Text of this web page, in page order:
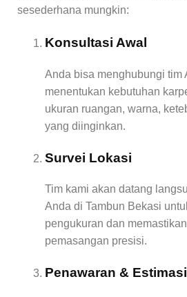
sesederhana mungkin:
Konsultasi Awal
Anda bisa menghubungi tim
menentukan kebutuhan
ukuran ruangan, warna,
yang diinginkan.
Survei Lokasi
Tim kami akan datang
Anda di Tambun Bekasi
pengukuran dan
pemasangan presisi.
Penawaran &